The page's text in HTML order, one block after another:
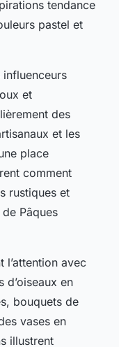
tendance
pastel et
influenceurs
et
des
et les
place
comment
rustiques et
Pâques
l’attention avec
d’oiseaux en
bouquets de
vases en
illustrent